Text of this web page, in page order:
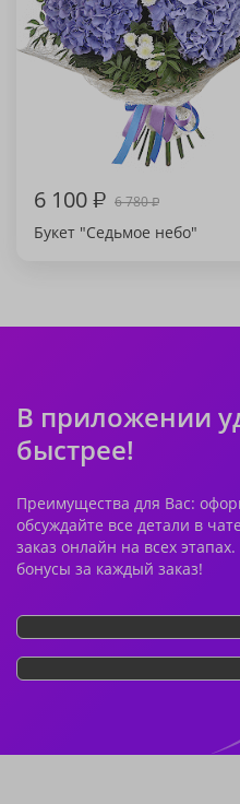
6 100₽ 6 780₽
Букет "Седьмое небо"
В приложении
быстрее!
Преимущества для Вас:
обсуждайте все детали в
заказ онлайн на всех
бонусы за каждый заказ!